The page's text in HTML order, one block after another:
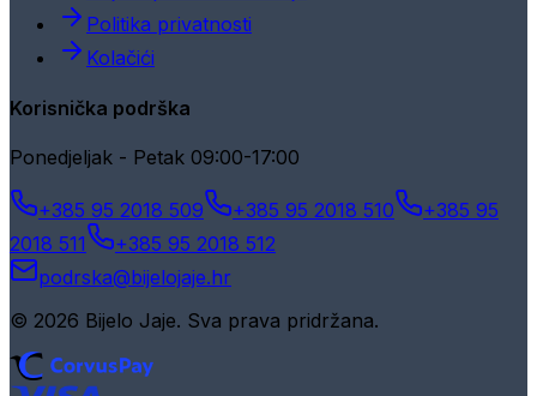
Politika privatnosti
Kolačići
Korisnička podrška
Ponedjeljak - Petak 09:00-17:00
+385 95 2018 509 +385 95 2018 510
+385 95
2018 511
+385 95 2018 512
podrska@bijelojaje.hr
© 2026 Bijelo Jaje. Sva prava pridržana.